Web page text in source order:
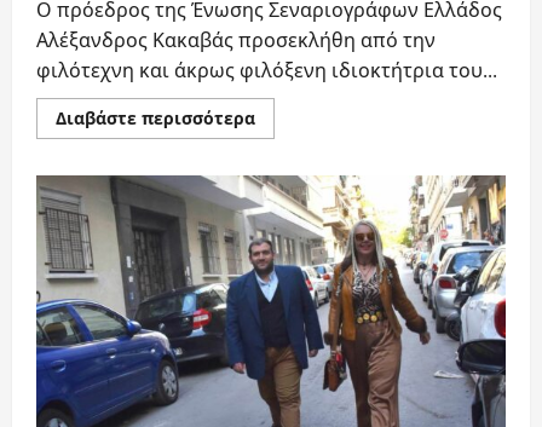
Ο πρόεδρος της Ένωσης Σεναριογράφων Ελλάδος
Αλέξανδρος Κακαβάς προσεκλήθη από την
φιλότεχνη και άκρως φιλόξενη ιδιοκτήτρια του...
Διαβάστε περισσότεραRead
more
πρόεδρος
της
Ε.Σ.Ε.
Αλ.
Κακαβάς
στην
ποιητική
βραδιά
ΜΝΗΜΕΣ
41
street
cafe